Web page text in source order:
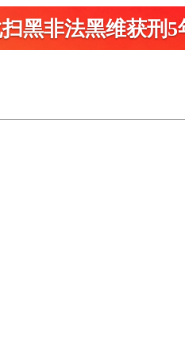
黑非法黑维获刑5